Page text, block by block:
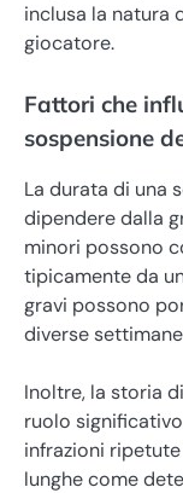
inclusa la natura
giocatore.
Fattori che
sospensione
La durata di una
dipendere dalla
minori possono
tipicamente da
gravi possono
diverse
Inoltre, la storia
ruolo
infrazioni
lunghe come